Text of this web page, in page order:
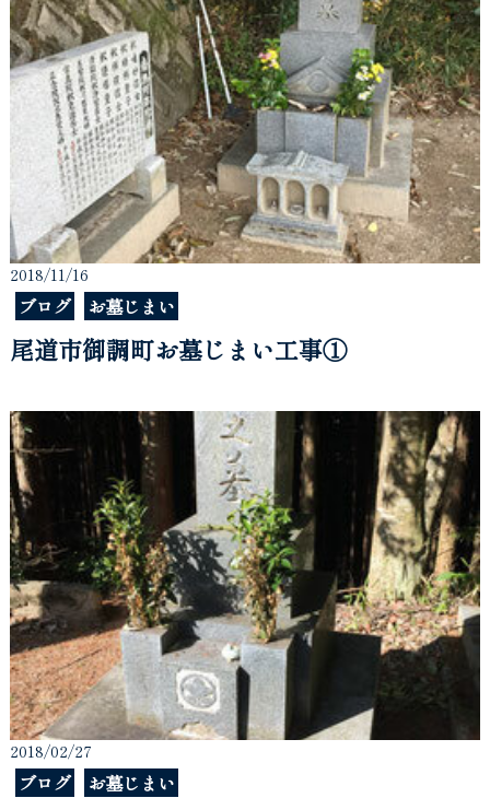
2018/11/16
ブログ お墓じまい
尾道市御調町お墓じまい工事①
2018/02/27
ブログ お墓じまい